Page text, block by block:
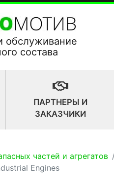
обслуживание
состава
ПАРТНЕРЫ И
ЗАКАЗЧИКИ
частей и агрегатов
Engines